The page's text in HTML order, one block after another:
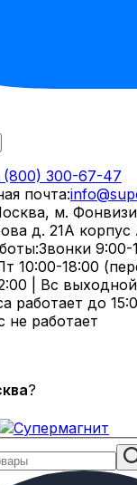
(800) 300-67-47
почта:
м.
д. 21А корпус
Звонки
10:00-18:00
| Вс выходной
работает до
не работает
?